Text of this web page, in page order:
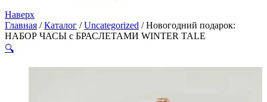
Наверх
Главная /Каталог /Uncategorized / Новогодний подарок:
НАБОР ЧАСЫ с БРАСЛЕТАМИ WINTER TALE
🔍